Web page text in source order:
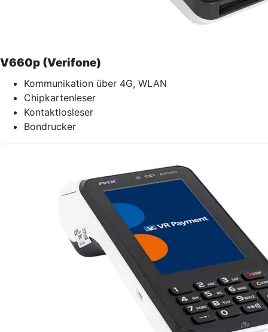
V660p (Verifone)
Kommunikation über 4G, WLAN
Chipkartenleser
Kontaktlosleser
Bondrucker